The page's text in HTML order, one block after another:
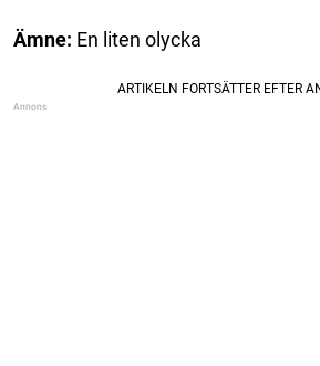
Ämne: En liten olycka